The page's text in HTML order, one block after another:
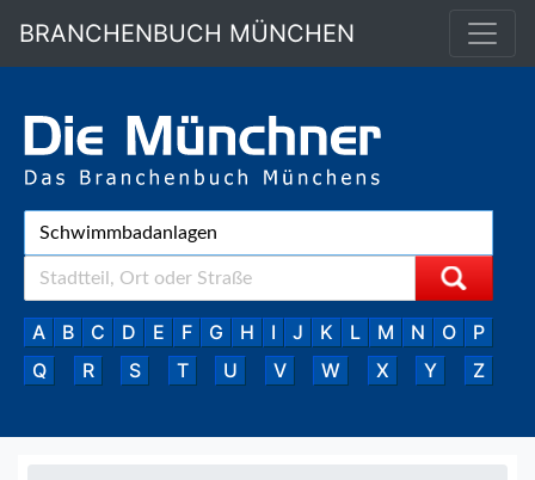
BRANCHENBUCH MÜNCHEN
A B C D E F G H I J K L M N O
P
Q
R S T U V W X Y Z